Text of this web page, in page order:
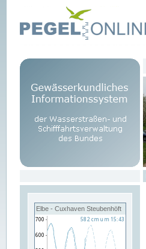
Elbe - Cuxhaven Steubenhöft